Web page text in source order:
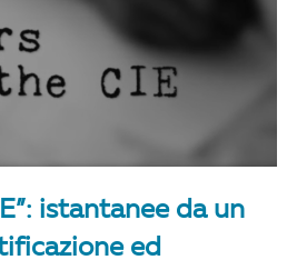
istantanee da un
ed